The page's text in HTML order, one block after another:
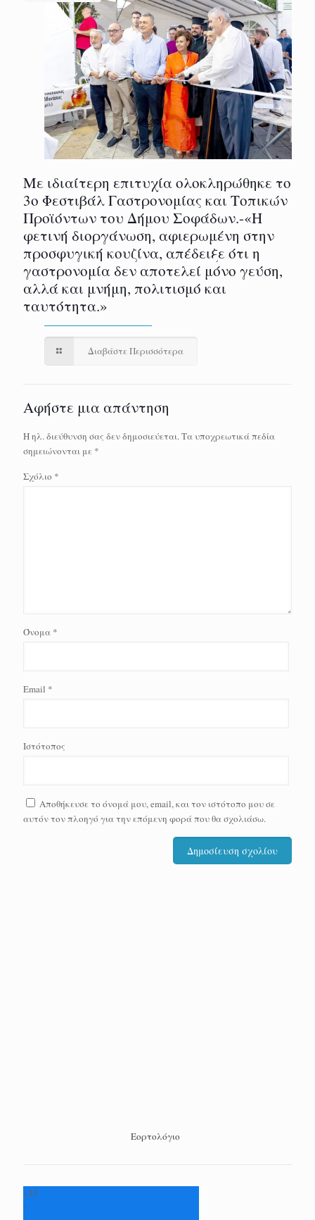
Με ιδιαίτερη επιτυχία ολοκληρώθηκε το
3ο Φεστιβάλ Γαστρονομίας και Τοπικών
Προϊόντων του Δήμου Σοφάδων.-«Η
φετινή διοργάνωση, αφιερωμένη στην
προσφυγική κουζίνα, απέδειξε ότι η
γαστρονομία δεν αποτελεί μόνο γεύση,
αλλά και μνήμη, πολιτισμό και
ταυτότητα.»
Διαβάστε Περισσότερα
Αφήστε μια απάντηση
Η ηλ. διεύθυνση σας δεν δημοσιεύεται. Τα υποχρεωτικά πεδία
σημειώνονται με *
Σχόλιο *
Όνομα *
Email *
Ιστότοπος
Αποθήκευσε το όνομά μου, email, και τον ιστότοπο μου σε
αυτόν τον πλοηγό για την επόμενη φορά που θα σχολιάσω.
Εορτολόγιο
+35
°